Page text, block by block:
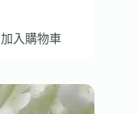
加入購物車